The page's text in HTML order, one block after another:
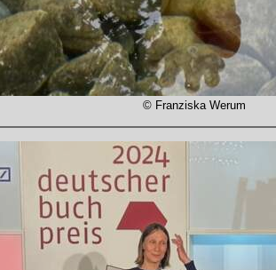
© Franziska Werum